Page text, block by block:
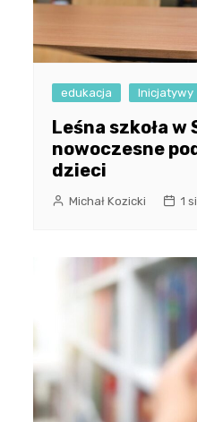
edukacja Inicjatywy
Leśna szkoła w
nowoczesne
dzieci
Michał Kozicki 1